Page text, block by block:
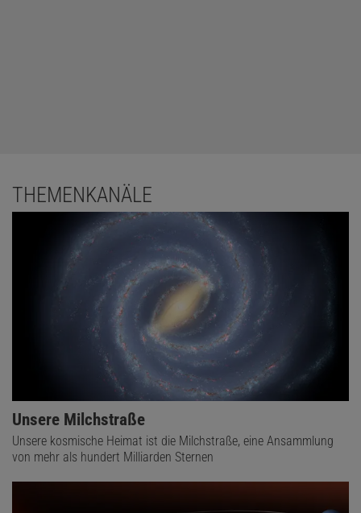
THEMENKANÄLE
Unsere Milchstraße
Unsere kosmische Heimat ist die Milchstraße, eine Ansammlung
von mehr als hundert Milliarden Sternen